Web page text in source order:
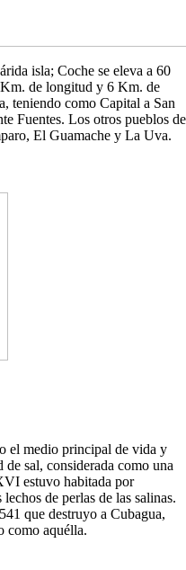
isla; Coche se eleva a 60
de longitud y 6 Km. de
teniendo como Capital a San
Fuentes. Los otros pueblos de
El Guamache y La Uva.
el medio principal de vida y
de sal, considerada como una
estuvo habitada por
de perlas de las salinas.
que destruyo a Cubagua,
como aquélla.